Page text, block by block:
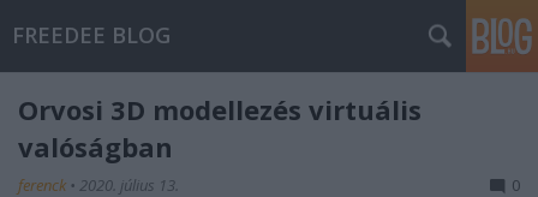
FREEDEE BLOG
Orvosi 3D modellezés virtuális
valóságban
ferenck • 2020. július 13. 0